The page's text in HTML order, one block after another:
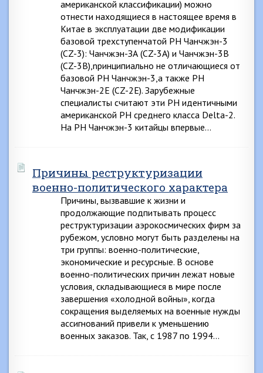
американской классификации) можно
отнести находящиеся в настоящее время в
Китае в эксплуатации две модификации
базовой трехступенчатой РН Чанчжэн-3
(CZ-3): Чанчжэн-ЗА (CZ-3A) и Чанчжэн-3В
(CZ-3B),npинципиально не отличающиеся от
базовой РН Чанчжэн-3,а также РН
Чанчжэн-2Е (CZ-2E). Зарубежные
специалисты считают эти РН идентичными
американской РН среднего класса Delta-2.
На РН Чанчжэн-3 китайцы впервые…
Причины реструктуризации
военно-политического характера
Причины, вызвавшие к жизни и
продолжающие подпитывать процесс
реструктуризации аэрокосмических фирм за
рубежом, условно могут быть разделены на
три группы: военно-политические,
экономические и ресурсные. В основе
военно-политических причин лежат новые
условия, складывающиеся в мире после
завершения «холодной войны», когда
сокращения выделяемых на военные нужды
ассигнований привели к уменьшению
военных заказов. Так, с 1987 по 1994…